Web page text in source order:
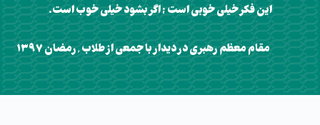
این فکر خیلی خوبی است ; اگر بشود خیلی خوب است.
مقام معظم رهبری در دیدار با جمعی از طلاب ٬ رمضان ۱۳۹۷